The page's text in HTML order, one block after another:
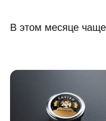
В этом месяце чаще